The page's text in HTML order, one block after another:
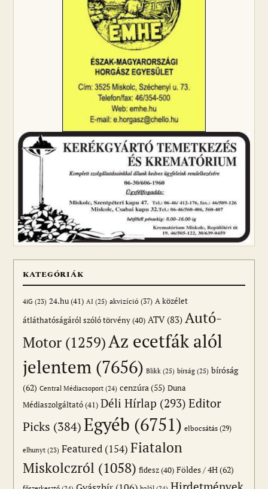
KATEGÓRIÁK
4iG (23) 24.hu(41) AI (25) akvizíció (37) A közélet
átláthatóságáról szóló törvény(40) ATV(83) Autó-
Motor (1259)Az ecetfák alól
jelentem (7656) Blikk (25) bírság (25) bíróság
(62) Central Médiacsoport (24) cenzúra (55) Duna
Médiaszolgáltató(41) Déli Hírlap (293) Editor
Picks (384)Egyéb (6751) elbocsátás (29)
elhunyt (23) Featured (154) Fiatalon
Miskolczról (1058) fidesz(40) Földes / 4H(62)